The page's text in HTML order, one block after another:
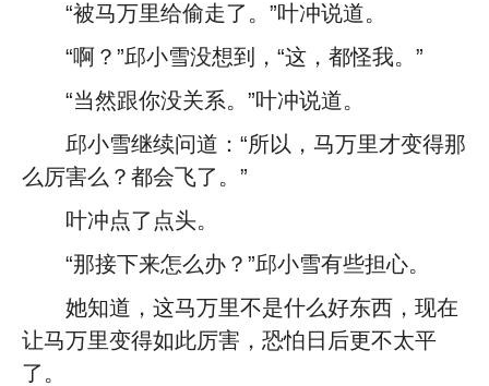
“被马万里给偷走了。”叶冲说道。
“啊？”邱小雪没想到，“这，都怪我。”
“当然跟你没关系。”叶冲说道。
邱小雪继续问道：“所以，马万里才变得那
么厉害么？都会飞了。”
叶冲点了点头。
“那接下来怎么办？”邱小雪有些担心。
她知道，这马万里不是什么好东西，现在
让马万里变得如此厉害，恐怕日后更不太平
了。